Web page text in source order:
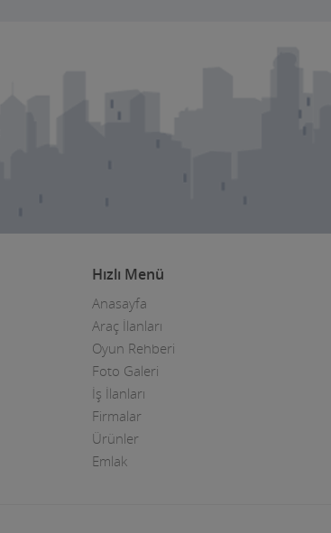
Hızlı Menü
Anasayfa
Araç İlanları
Oyun Rehberi
Foto Galeri
İş İlanları
Firmalar
Ürünler
Emlak